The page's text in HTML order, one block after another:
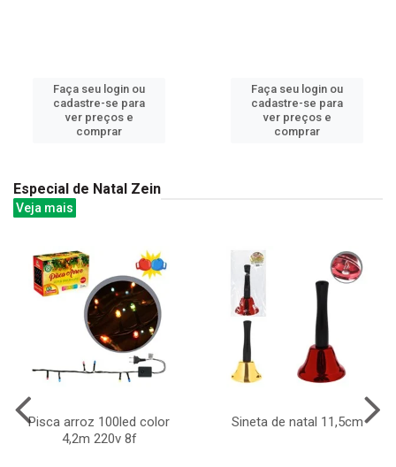
Faça seu login ou
cadastre-se para
ver preços e
comprar
Faça seu login ou
cadastre-se para
ver preços e
comprar
Especial de Natal Zein
Veja mais
Pisca arroz 100led color
4,2m 220v 8f
Sineta de natal 11,5cm